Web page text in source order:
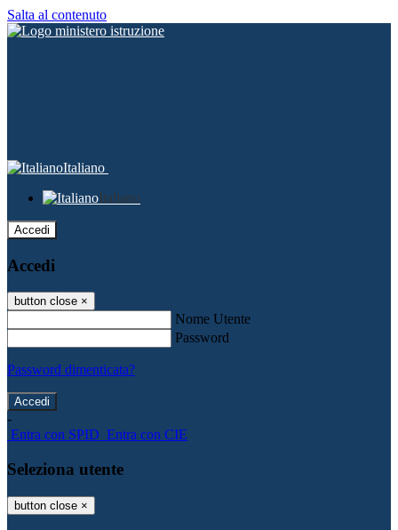
Salta al contenuto
Italiano
Italiano
Accedi
Accedi
button close ×
Nome Utente
Password
Password dimenticata?
-
Entra con SPID Entra con CIE
Seleziona utente
button close ×